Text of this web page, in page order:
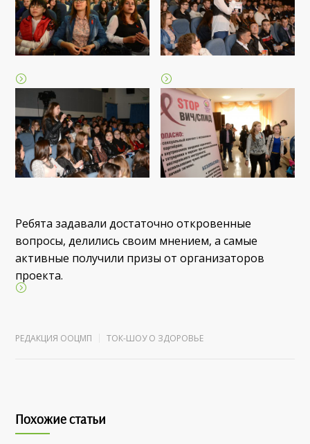
Ребята задавали достаточно откровенные
вопросы, делились своим мнением, а самые
активные получили призы от организаторов
проекта.
РЕДАКЦИЯ ООЦМП ТОК-ШОУ О ЗДОРОВЬЕ
Похожие статьи